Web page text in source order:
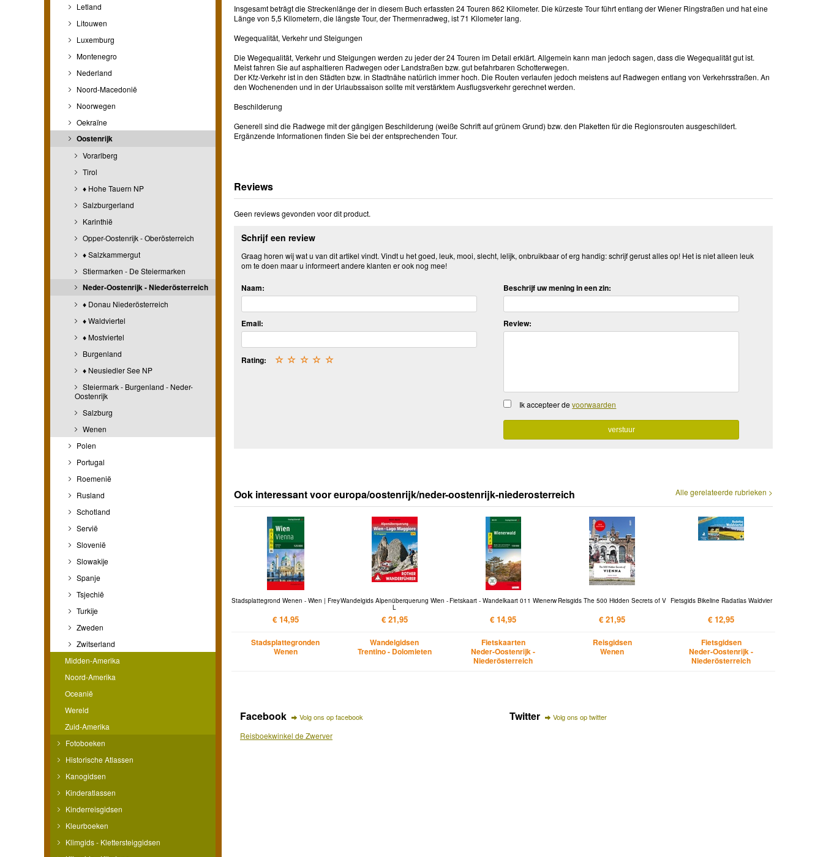
Letland
Litouwen
Luxemburg
Montenegro
Nederland
Noord-Macedonië
Noorwegen
Oekraïne
Oostenrijk
Vorarlberg
Tirol
♦ Hohe Tauern NP
Salzburgerland
Karinthië
Opper-Oostenrijk - Oberösterreich
♦ Salzkammergut
Stiermarken - De Steiermarken
Neder-Oostenrijk - Niederösterreich
♦ Donau Niederösterreich
♦ Waldviertel
♦ Mostviertel
Burgenland
♦ Neusiedler See NP
Steiermark - Burgenland - Neder-
Oostenrijk
Salzburg
Wenen
Polen
Portugal
Roemenië
Rusland
Schotland
Servië
Slovenië
Slowakije
Spanje
Tsjechië
Turkije
Zweden
Zwitserland
Midden-Amerika
Noord-Amerika
Oceanië
Wereld
Zuid-Amerika
Fotoboeken
Historische Atlassen
Kanogidsen
Kinderatlassen
Kinderreisgidsen
Kleurboeken
Klimgids - Klettersteiggidsen
Insgesamt beträgt die Streckenlänge der in diesem Buch erfassten 24 Touren 862 Kilometer. Die kürzeste Tour führt entlang der Wiener Ringstraßen und hat eine
Länge von 5,5 Kilometern, die längste Tour, der Thermenradweg, ist 71 Kilometer lang.
Wegequalität, Verkehr und Steigungen
Die Wegequalität, Verkehr und Steigungen werden zu jeder der 24 Touren im Detail erklärt. Allgemein kann man jedoch sagen, dass die Wegequalität gut ist.
Meist fahren Sie auf asphaltieren Radwegen oder Landstraßen bzw. gut befahrbaren Schotterwegen.
Der Kfz-Verkehr ist in den Städten bzw. in Stadtnähe natürlich immer hoch. Die Routen verlaufen jedoch meistens auf Radwegen entlang von Verkehrsstraßen. An
den Wochenenden und in der Urlaubssaison sollte mit verstärktem Ausflugsverkehr gerechnet werden.
Beschilderung
Generell sind die Radwege mit der gängigen Beschilderung (weiße Schrift auf grünem Grund) bzw. den Plaketten für die Regionsrouten ausgeschildert.
Ergänzende Informationen finden Sie bei der entsprechenden Tour.
Reviews
Geen reviews gevonden voor dit product.
Schrijf een review
Graag horen wij wat u van dit artikel vindt. Vindt u het goed, leuk, mooi, slecht, lelijk, onbruikbaar of erg handig: schrijf gerust alles op! Het is niet alleen leuk
om te doen maar u informeert andere klanten er ook nog mee!
Naam:
Email:
Rating: ☆
☆
☆
☆
☆
Beschrijf uw mening in een zin:
Review:
Ik accepteer devoorwaarden
Alle gerelateerde rubrieken >
Ook interessant voor europa/oostenrijk/neder-oostenrijk-niederosterreich
Stadsplattegrond Wenen - Wien | Frey
€ 14,95
Stadsplattegronden
Wenen
Wandelgids Alpenüberquerung Wien -
L
€ 21,95
Wandelgidsen
Trentino - Dolomieten
Fietskaart - Wandelkaart 011 Wienerw
€ 14,95
Fietskaarten
Neder-Oostenrijk -
Niederösterreich
Reisgids The 500 Hidden Secrets of V
€ 21,95
Reisgidsen
Wenen
Fietsgids Bikeline Radatlas Waldvier
€ 12,95
Fietsgidsen
Neder-Oostenrijk -
Niederösterreich
Facebook Volg ons op facebook
Reisboekwinkel de Zwerver
Twitter Volg ons op twitter